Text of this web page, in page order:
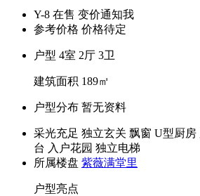
Y-8 在售 变价通知我
参考价格 价格待定
户型 4室 2厅 3卫
建筑面积 189㎡
户型分布 暂无资料
采光充足 独立玄关 飘窗 U型厨房
台 入户花园 独立电梯
所属楼盘 紫薇满堂里
户型亮点